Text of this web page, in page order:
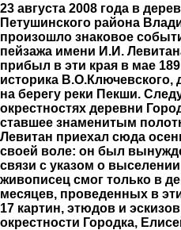
23 августа 2008 года в
Петушинского района
произошло знаковое
пейзажа имени И.И.
прибыл в эти края в мае
историка В.О.Ключевского,
на берегу реки Пекши.
окрестностях деревни
ставшее знаменитым
Левитан приехал сюда
своей воле: он был
связи с указом о
живописец смог только в
месяцев, проведенных в
17 картин, этюдов и
окрестности Городка,